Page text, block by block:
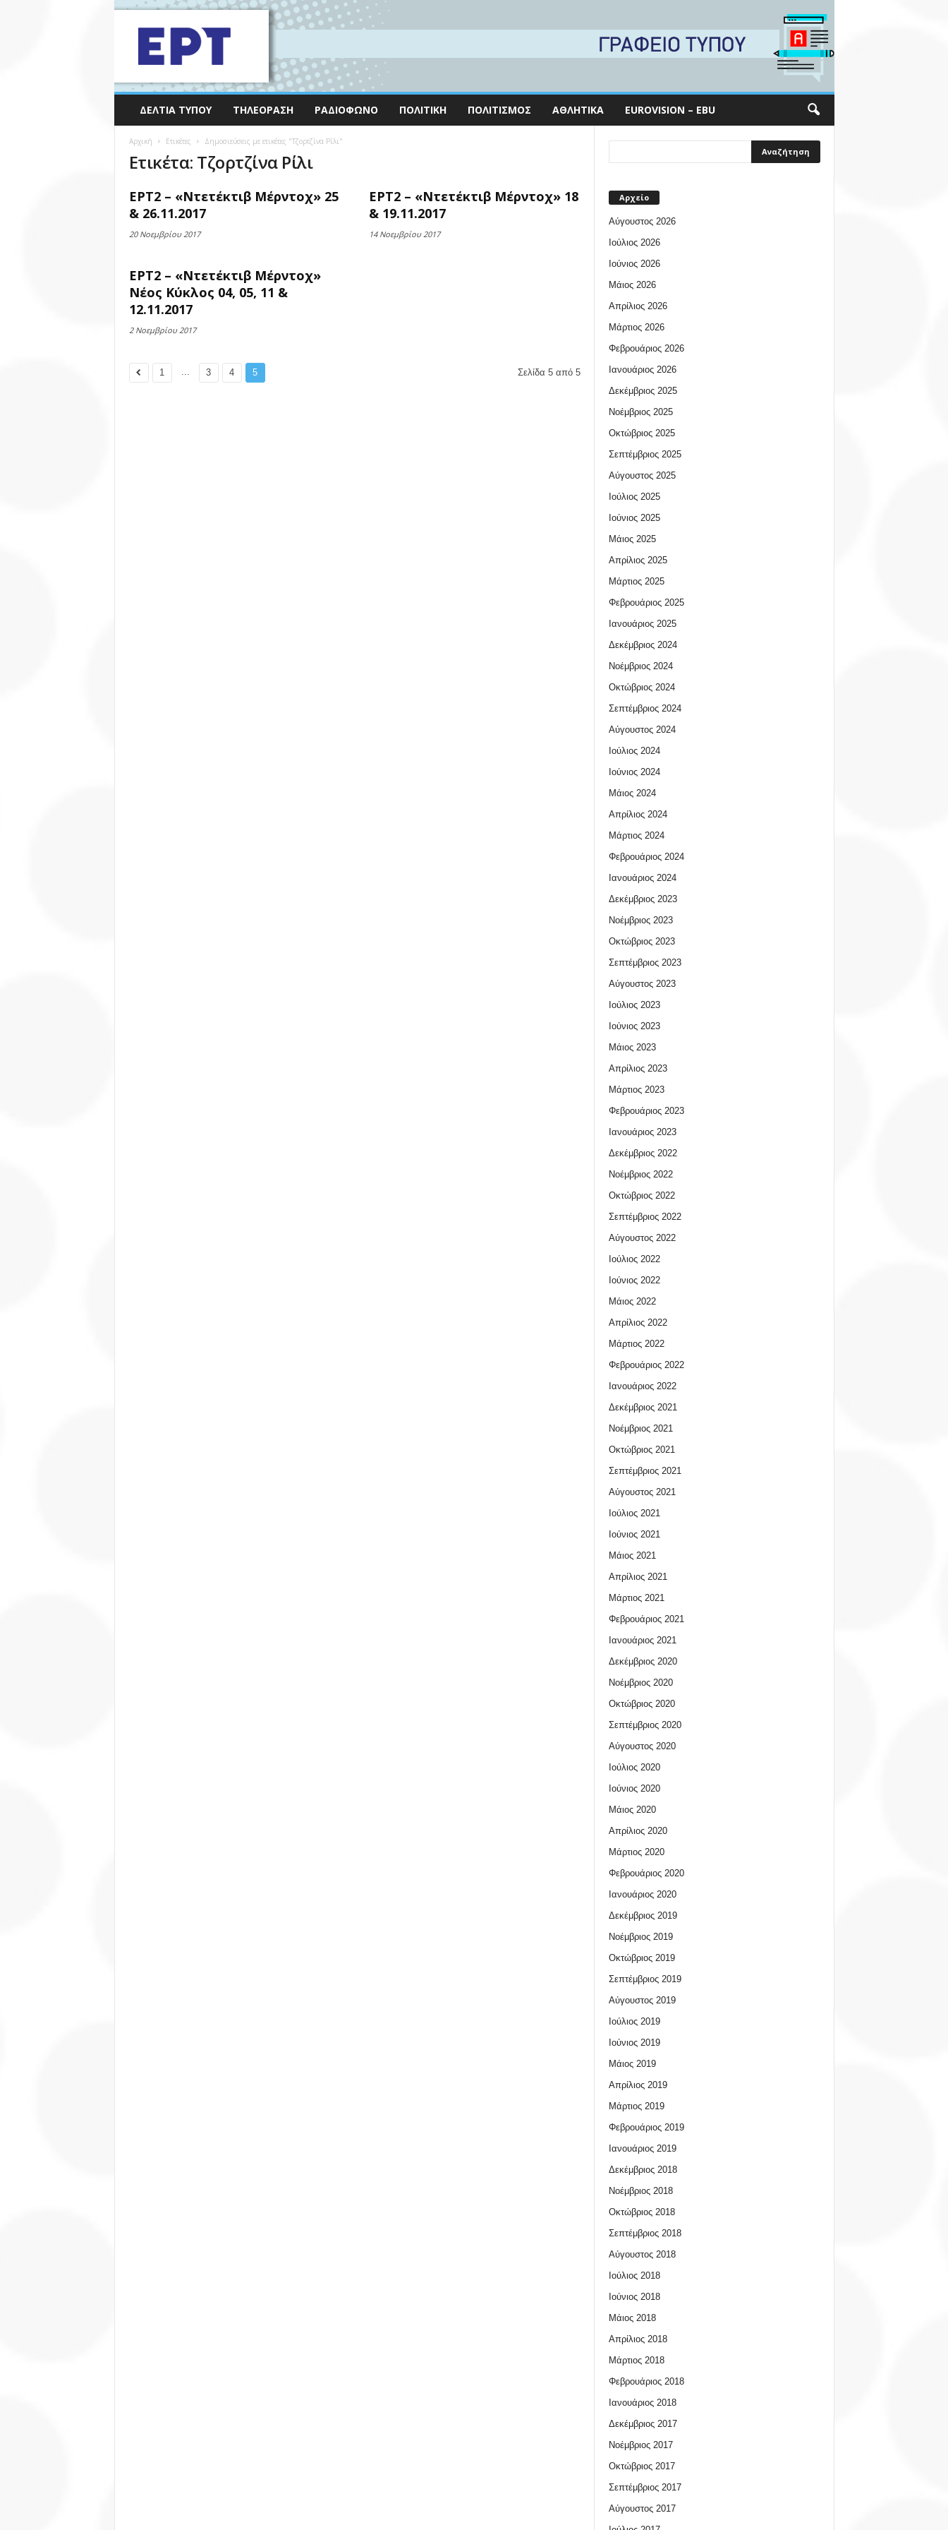
ΔΕΛΤΊΑ ΤΎΠΟΥ ΤΗΛΕΌΡΑΣΗ ΡΑΔΙΌΦΩΝΟ ΠΟΛΙΤΙΚΉ ΠΟΛΙΤΙΣΜΌΣ ΑΘΛΗΤΙΚΆ EUROVISION – EBU
Αρχική Ετικέτες Δημοσιεύσεις με ετικέτες "Τζορτζίνα Ρίλι"
Ετικέτα: Τζορτζίνα Ρίλι
ΕΡΤ2 – «Ντετέκτιβ Μέρντοχ» 25
& 26.11.2017
20 Νοεμβρίου 2017
ΕΡΤ2 – «Ντετέκτιβ Μέρντοχ» 18
& 19.11.2017
14 Νοεμβρίου 2017
ΕΡΤ2 – «Ντετέκτιβ Μέρντοχ»
Νέος Κύκλος 04, 05, 11 &
12.11.2017
2 Νοεμβρίου 2017
1 ... 3 4 5 Σελίδα 5 από 5
Αρχείο
Αύγουστος 2026
Ιούλιος 2026
Ιούνιος 2026
Μάιος 2026
Απρίλιος 2026
Μάρτιος 2026
Φεβρουάριος 2026
Ιανουάριος 2026
Δεκέμβριος 2025
Νοέμβριος 2025
Οκτώβριος 2025
Σεπτέμβριος 2025
Αύγουστος 2025
Ιούλιος 2025
Ιούνιος 2025
Μάιος 2025
Απρίλιος 2025
Μάρτιος 2025
Φεβρουάριος 2025
Ιανουάριος 2025
Δεκέμβριος 2024
Νοέμβριος 2024
Οκτώβριος 2024
Σεπτέμβριος 2024
Αύγουστος 2024
Ιούλιος 2024
Ιούνιος 2024
Μάιος 2024
Απρίλιος 2024
Μάρτιος 2024
Φεβρουάριος 2024
Ιανουάριος 2024
Δεκέμβριος 2023
Νοέμβριος 2023
Οκτώβριος 2023
Σεπτέμβριος 2023
Αύγουστος 2023
Ιούλιος 2023
Ιούνιος 2023
Μάιος 2023
Απρίλιος 2023
Μάρτιος 2023
Φεβρουάριος 2023
Ιανουάριος 2023
Δεκέμβριος 2022
Νοέμβριος 2022
Οκτώβριος 2022
Σεπτέμβριος 2022
Αύγουστος 2022
Ιούλιος 2022
Ιούνιος 2022
Μάιος 2022
Απρίλιος 2022
Μάρτιος 2022
Φεβρουάριος 2022
Ιανουάριος 2022
Δεκέμβριος 2021
Νοέμβριος 2021
Οκτώβριος 2021
Σεπτέμβριος 2021
Αύγουστος 2021
Ιούλιος 2021
Ιούνιος 2021
Μάιος 2021
Απρίλιος 2021
Μάρτιος 2021
Φεβρουάριος 2021
Ιανουάριος 2021
Δεκέμβριος 2020
Νοέμβριος 2020
Οκτώβριος 2020
Σεπτέμβριος 2020
Αύγουστος 2020
Ιούλιος 2020
Ιούνιος 2020
Μάιος 2020
Απρίλιος 2020
Μάρτιος 2020
Φεβρουάριος 2020
Ιανουάριος 2020
Δεκέμβριος 2019
Νοέμβριος 2019
Οκτώβριος 2019
Σεπτέμβριος 2019
Αύγουστος 2019
Ιούλιος 2019
Ιούνιος 2019
Μάιος 2019
Απρίλιος 2019
Μάρτιος 2019
Φεβρουάριος 2019
Ιανουάριος 2019
Δεκέμβριος 2018
Νοέμβριος 2018
Οκτώβριος 2018
Σεπτέμβριος 2018
Αύγουστος 2018
Ιούλιος 2018
Ιούνιος 2018
Μάιος 2018
Απρίλιος 2018
Μάρτιος 2018
Φεβρουάριος 2018
Ιανουάριος 2018
Δεκέμβριος 2017
Νοέμβριος 2017
Οκτώβριος 2017
Σεπτέμβριος 2017
Αύγουστος 2017